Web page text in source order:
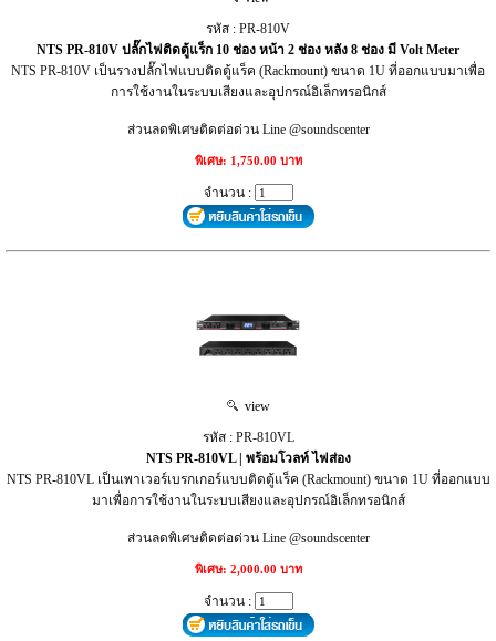
รหัส : PR-810V
NTS PR-810V ปลั๊กไฟติดตู้แร็ก 10 ช่อง หน้า 2 ช่อง หลัง 8 ช่อง มี Volt Meter
NTS PR-810V เป็นรางปลั๊กไฟแบบติดตู้แร็ค (Rackmount) ขนาด 1U ที่ออกแบบมาเพื่อ
การใช้งานในระบบเสียงและอุปกรณ์อิเล็กทรอนิกส์
ส่วนลดพิเศษติดต่อด่วน Line @soundscenter
พิเศษ: 1,750.00 บาท
จำนวน :
view
รหัส : PR-810VL
NTS PR-810VL | พร้อมโวลท์ ไฟส่อง
NTS PR-810VL เป็นเพาเวอร์เบรกเกอร์แบบติดตู้แร็ค (Rackmount) ขนาด 1U ที่ออกแบบ
มาเพื่อการใช้งานในระบบเสียงและอุปกรณ์อิเล็กทรอนิกส์
ส่วนลดพิเศษติดต่อด่วน Line @soundscenter
พิเศษ: 2,000.00 บาท
จำนวน :